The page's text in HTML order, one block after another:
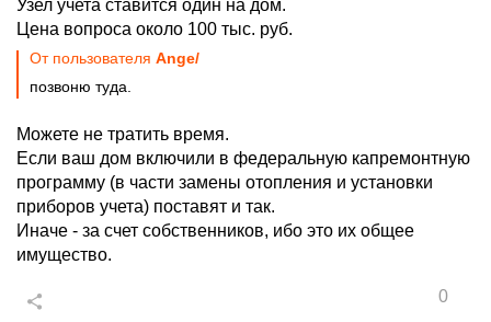
Узел учета ставится один на дом.
Цена вопроса около 100 тыс. руб.
От пользователя Ange/
позвоню туда.
Можете не тратить время.
Если ваш дом включили в федеральную капремонтную
программу (в части замены отопления и установки
приборов учета) поставят и так.
Иначе - за счет собственников, ибо это их общее
имущество.
0